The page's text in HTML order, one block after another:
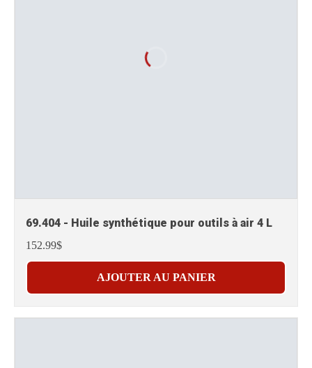
69.404 - Huile synthétique pour outils à air 4 L
152.99$
AJOUTER AU PANIER